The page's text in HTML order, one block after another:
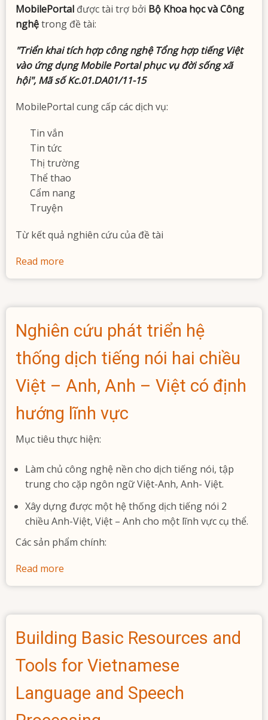
sản
phẩm
nghệ
MobilePortal được tài trợ bởi Bộ Khoa học và Công
nghệtrong đề tài:
"Triển khai tích hợp công nghệ Tổng hợp tiếng Việt
vào ứng dụng Mobile Portal phục vụ đời sống xã
hội", Mã số Kc.01.DA01/11-15
MobilePortal cung cấp các dịch vụ:
Tin vắn
Tin tức
Thị trường
Thể thao
Cẩm nang
Truyện
Từ kết quả nghiên cứu của đề tài
Read more
Triển
tích
công
nghệ
tổng
hợp
tiếng
Việt
ứng
Mobile
Portal
phục
vụ
đời
hội
Nghiên cứu phát triển hệ
thống dịch tiếng nói hai chiều
Việt – Anh, Anh – Việt có định
hướng lĩnh vực
Mục tiêu thực hiện:
Làm chủ công nghệ nền cho dịch tiếng nói, tập
trung cho cặp ngôn ngữ Việt-Anh, Anh- Việt.
Xây dựng được một hệ thống dịch tiếng nói 2
chiều Anh-Việt, Việt – Anh cho một lĩnh vực cụ thể.
Các sản phẩm chính:
Read more
Nghiên
phát
triển
hệ
thống
dịch
tiếng
nói
Building Basic Resources and
Tools for Vietnamese
Language and Speech